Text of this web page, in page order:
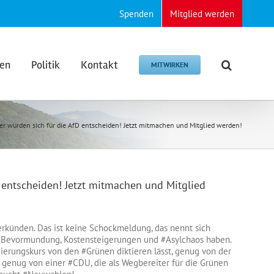
Spenden Mitglied werden
Politik Kontakt MITWIRKEN
würden sich für die AfD entscheiden! Jetzt mitmachen und Mitglied werden!
Jetzt mitmachen und Mitglied
Das ist keine Schockmeldung, das nennt sich
Kostensteigerungen und#Asylchaos haben.
von den#Grünen diktieren lässt, genug von der
genug von einer#CDU, die als Wegbereiter für die Grünen